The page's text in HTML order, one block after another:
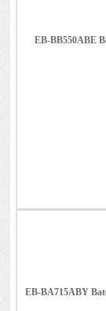
EB-BB550ABE
EB-BA715ABY